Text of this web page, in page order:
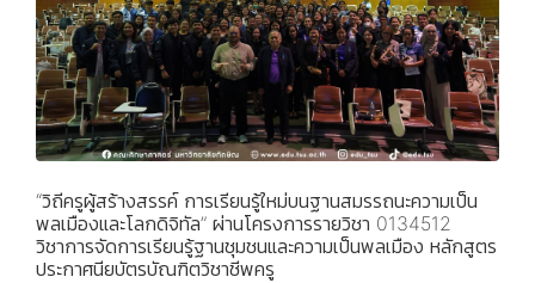
“วิถีครูผู้สร้างสรรค์ การเรียนรู้ใหม่บนฐานสมรรถนะความเป็น
พลเมืองและโลกดิจิทัล” ผ่านโครงการรายวิชา 0134512
วิชาการจัดการเรียนรู้ฐานชุมชนและความเป็นพลเมือง หลักสูตร
ประกาศนียบัตรบัณฑิตวิชาชีพครู